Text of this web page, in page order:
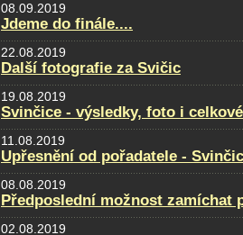
08.09.2019
Jdeme do finále....
22.08.2019
Další fotografie za Svičic
19.08.2019
Svinčice - výsledky, foto i
11.08.2019
Upřesnění od pořadatele -
08.08.2019
Předposlední možnost zamíchat
02.08.2019